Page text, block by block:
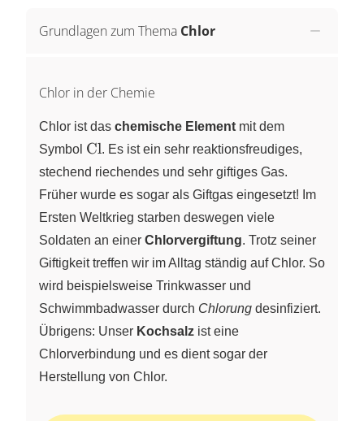
Grundlagen zum Thema Chlor
Chlor in der Chemie
Chlor ist das chemische Element mit dem
Symbol \ce{Cl}
Cl. Es ist ein sehr reaktionsfreudiges,
stechend riechendes und sehr giftiges Gas.
Früher wurde es sogar als Giftgas eingesetzt! Im
Ersten Weltkrieg starben deswegen viele
Soldaten an einer Chlorvergiftung. Trotz seiner
Giftigkeit treffen wir im Alltag ständig auf Chlor. So
wird beispielsweise Trinkwasser und
Schwimmbadwasser durch Chlorung desinfiziert.
Übrigens: Unser Kochsalz ist eine
Chlorverbindung und es dient sogar der
Herstellung von Chlor.